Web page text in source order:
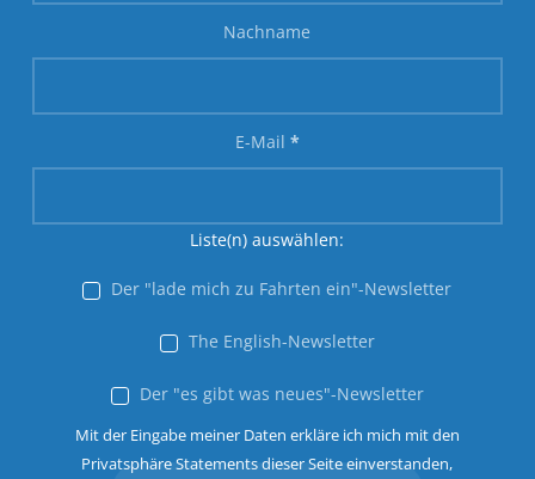
Nachname
E-Mail *
Liste(n) auswählen:
Der "lade mich zu Fahrten ein"-Newsletter
The English-Newsletter
Der "es gibt was neues"-Newsletter
Mit der Eingabe meiner Daten erkläre ich mich mit den
Privatsphäre Statements dieser Seite einverstanden,